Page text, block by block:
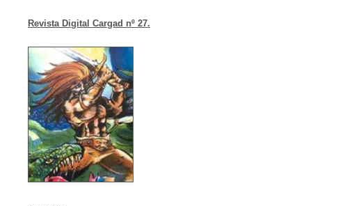
Revista Digital Cargad nº 27.